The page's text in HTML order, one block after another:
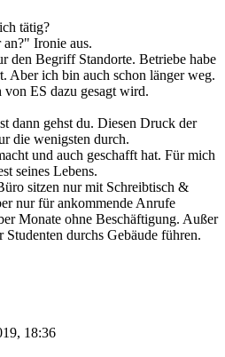
tätig?
Ironie aus.
den Begriff Standorte. Betriebe habe
Aber ich bin auch schon länger weg.
ES dazu gesagt wird.
dann gehst du. Diesen Druck der
die wenigsten durch.
und auch geschafft hat. Für mich
seines Lebens.
sitzen nur mit Schreibtisch &
nur für ankommende Anrufe
Monate ohne Beschäftigung. Außer
Studenten durchs Gebäude führen.
18:36